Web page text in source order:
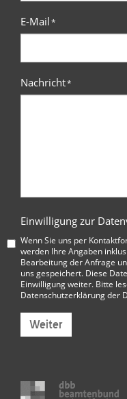
E-Mail*
Nachricht*
Einwilligung zur
Wenn Sie uns per
werden Ihre Angaben
Bearbeitung der Anfrage
uns gespeichert. Diese
Einwilligung weiter. Bitte
Datenschutzerklärung der
Weiter